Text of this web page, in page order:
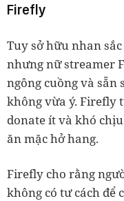
Firefly
Tuy sở hữu nhan
nhưng nữ streamer
ngông cuồng và sẵn
không vừa ý. Firefly
donate ít và khó
ăn mặc hở hang.
Firefly cho rằng
không có tư cách để